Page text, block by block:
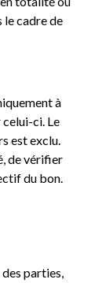
le cadre de
à
ci. Le
est exclu.
de vérifier
du bon.
parties,